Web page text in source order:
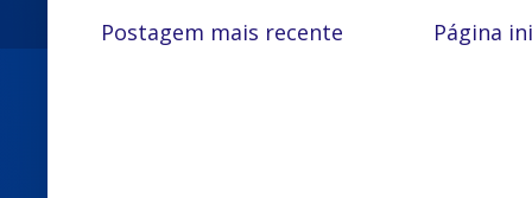
Postagem mais recente Página